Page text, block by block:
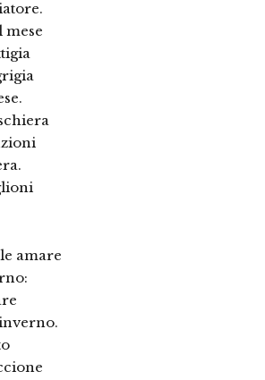
mese
amare